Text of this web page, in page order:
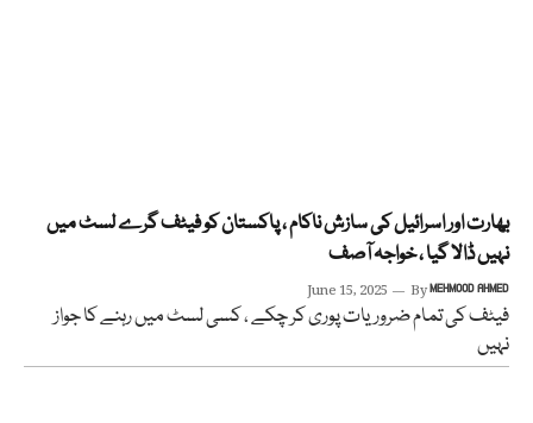
بھارت اور اسرائیل کی سازش ناکام ، پاکستان کو فیٹف گرے لسٹ میں
نہیں ڈالا گیا ، خواجہ آصف
June 15, 2025 ByMEHMOOD AHMED
فیٹف کی تمام ضروریات پوری کر چکے ، کسی لسٹ میں رہنے کا جواز
نہیں